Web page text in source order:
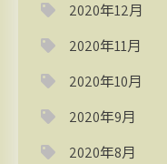
2020年12月
2020年11月
2020年10月
2020年9月
2020年8月